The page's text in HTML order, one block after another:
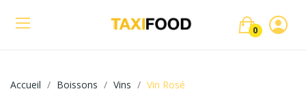
0
Accueil Boissons Vins Vin Rosé